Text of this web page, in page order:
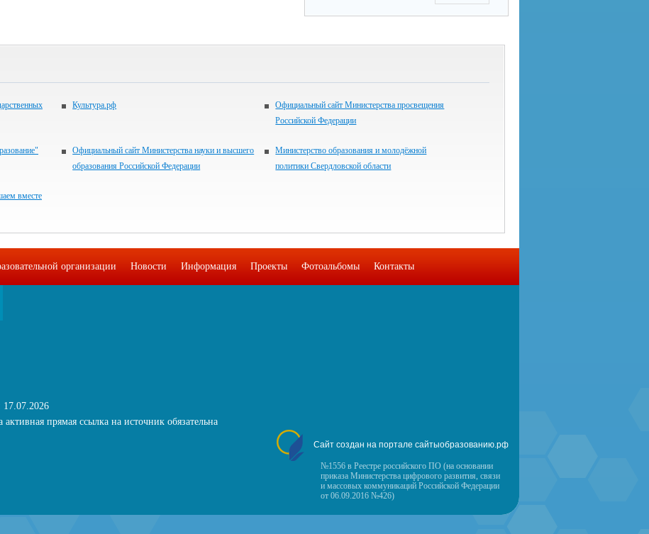
Культура.рф
Официальный сайт Министерства просвещения
Российской Федерации
Официальный сайт Министерства науки и высшего
образования Российской Федерации
Министерство образования и молодёжной
политики Свердловской области
вместе
организации Новости Информация Проекты Фотоальбомы Контакты
17.07.2026
прямая ссылка на источник обязательна
Сайт создан на портале сайтыобразованию.рф
№1556 в Реестре российского ПО (на основании
приказа Министерства цифрового развития, связи
и массовых коммуникаций Российской Федерации
от 06.09.2016 №426)